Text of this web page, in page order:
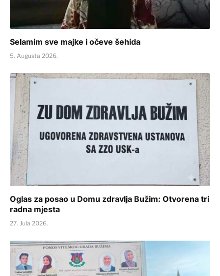
Selamim sve majke i očeve šehida
5. Augusta 2026.
Oglas za posao u Domu zdravlja Bužim: Otvorena tri
radna mjesta
27. Jula 2026.